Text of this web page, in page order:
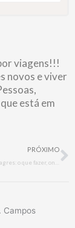
viagens!!!
novos e viver
está em
PRÓXIMO
Rota Ecológica dos Milagres: o que fazer, onde comer, onde se hospedar e mais
Campos